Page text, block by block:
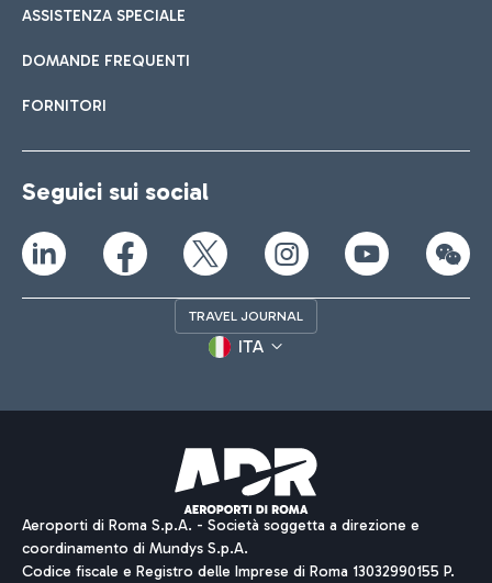
ASSISTENZA SPECIALE
DOMANDE FREQUENTI
FORNITORI
Seguici sui social
TRAVEL JOURNAL
ITA
Aeroporti di Roma S.p.A. - Società soggetta a direzione e
coordinamento di Mundys S.p.A.
Codice fiscale e Registro delle Imprese di Roma 13032990155 P.